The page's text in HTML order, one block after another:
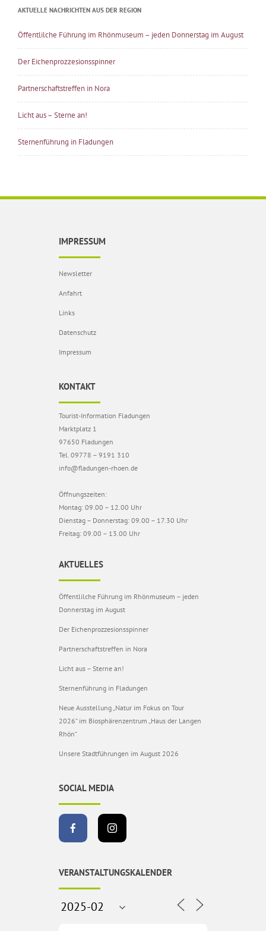
AKTUELLE NACHRICHTEN AUS DER REGION
Öffentlilche Führung im Rhönmuseum – jeden Donnerstag im August
Der Eichenprozzesionsspinner
Partnerschaftstreffen in Nora
Licht aus – Sterne an!
Sternenführung in Fladungen
IMPRESSUM
Newsletter
Anfahrt
Links
Datenschutz
Impressum
KONTAKT
Tourist-Information Fladungen
Marktplatz 1
97650 Fladungen
Tel. 09778 – 9191 310
info@fladungen-rhoen.de
Öffnungszeiten:
Montag: 09.00 – 12.00 Uhr
Dienstag – Donnerstag: 09.00 – 17.30 Uhr
Freitag: 09.00 – 13.00 Uhr
AKTUELLES
Öffentlilche Führung im Rhönmuseum – jeden
Donnerstag im August
Der Eichenprozzesionsspinner
Partnerschaftstreffen in Nora
Licht aus – Sterne an!
Sternenführung in Fladungen
Neue Ausstellung „Natur im Fokus on Tour
2026“ im Biosphärenzentrum „Haus der Langen
Rhön“
Unsere Stadtführungen im August 2026
SOCIAL MEDIA
VERANSTALTUNGSKALENDER